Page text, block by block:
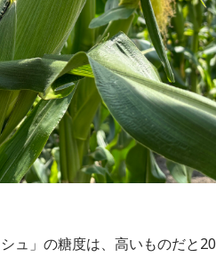
ュ」の糖度は、高いものだと